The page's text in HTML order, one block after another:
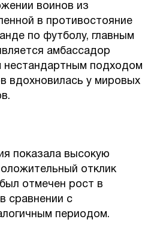
воинов из
в противостояние
по футболу, главным
амбассадор
подходом
вдохновилась у мировых
показала высокую
отклик
отмечен рост в
сравнении с
периодом.